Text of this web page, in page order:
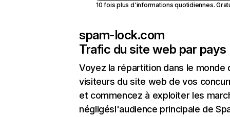
10 fois plus d'informations quotidiennes.
spam-lock.com
Trafic du site web par pays
Voyez la répartition dans le monde
visiteurs du site web de vos
et commencez à exploiter les
négligésl'audience principale de